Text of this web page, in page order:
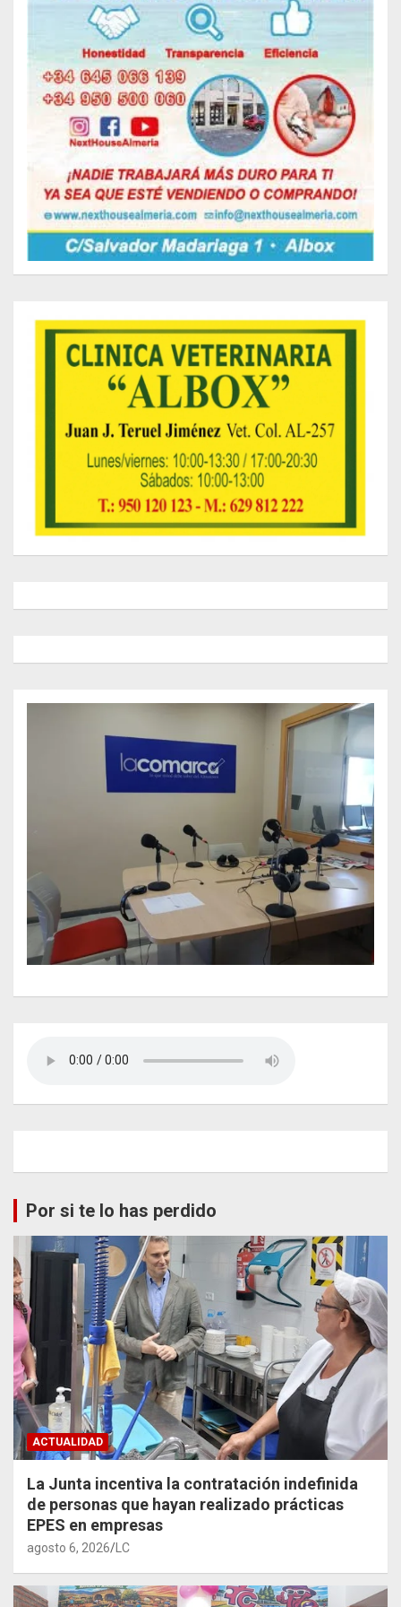
Por si te lo has perdido
ACTUALIDAD
La Junta incentiva la contratación indefinida
de personas que hayan realizado prácticas
EPES en empresas
agosto 6, 2026 LC